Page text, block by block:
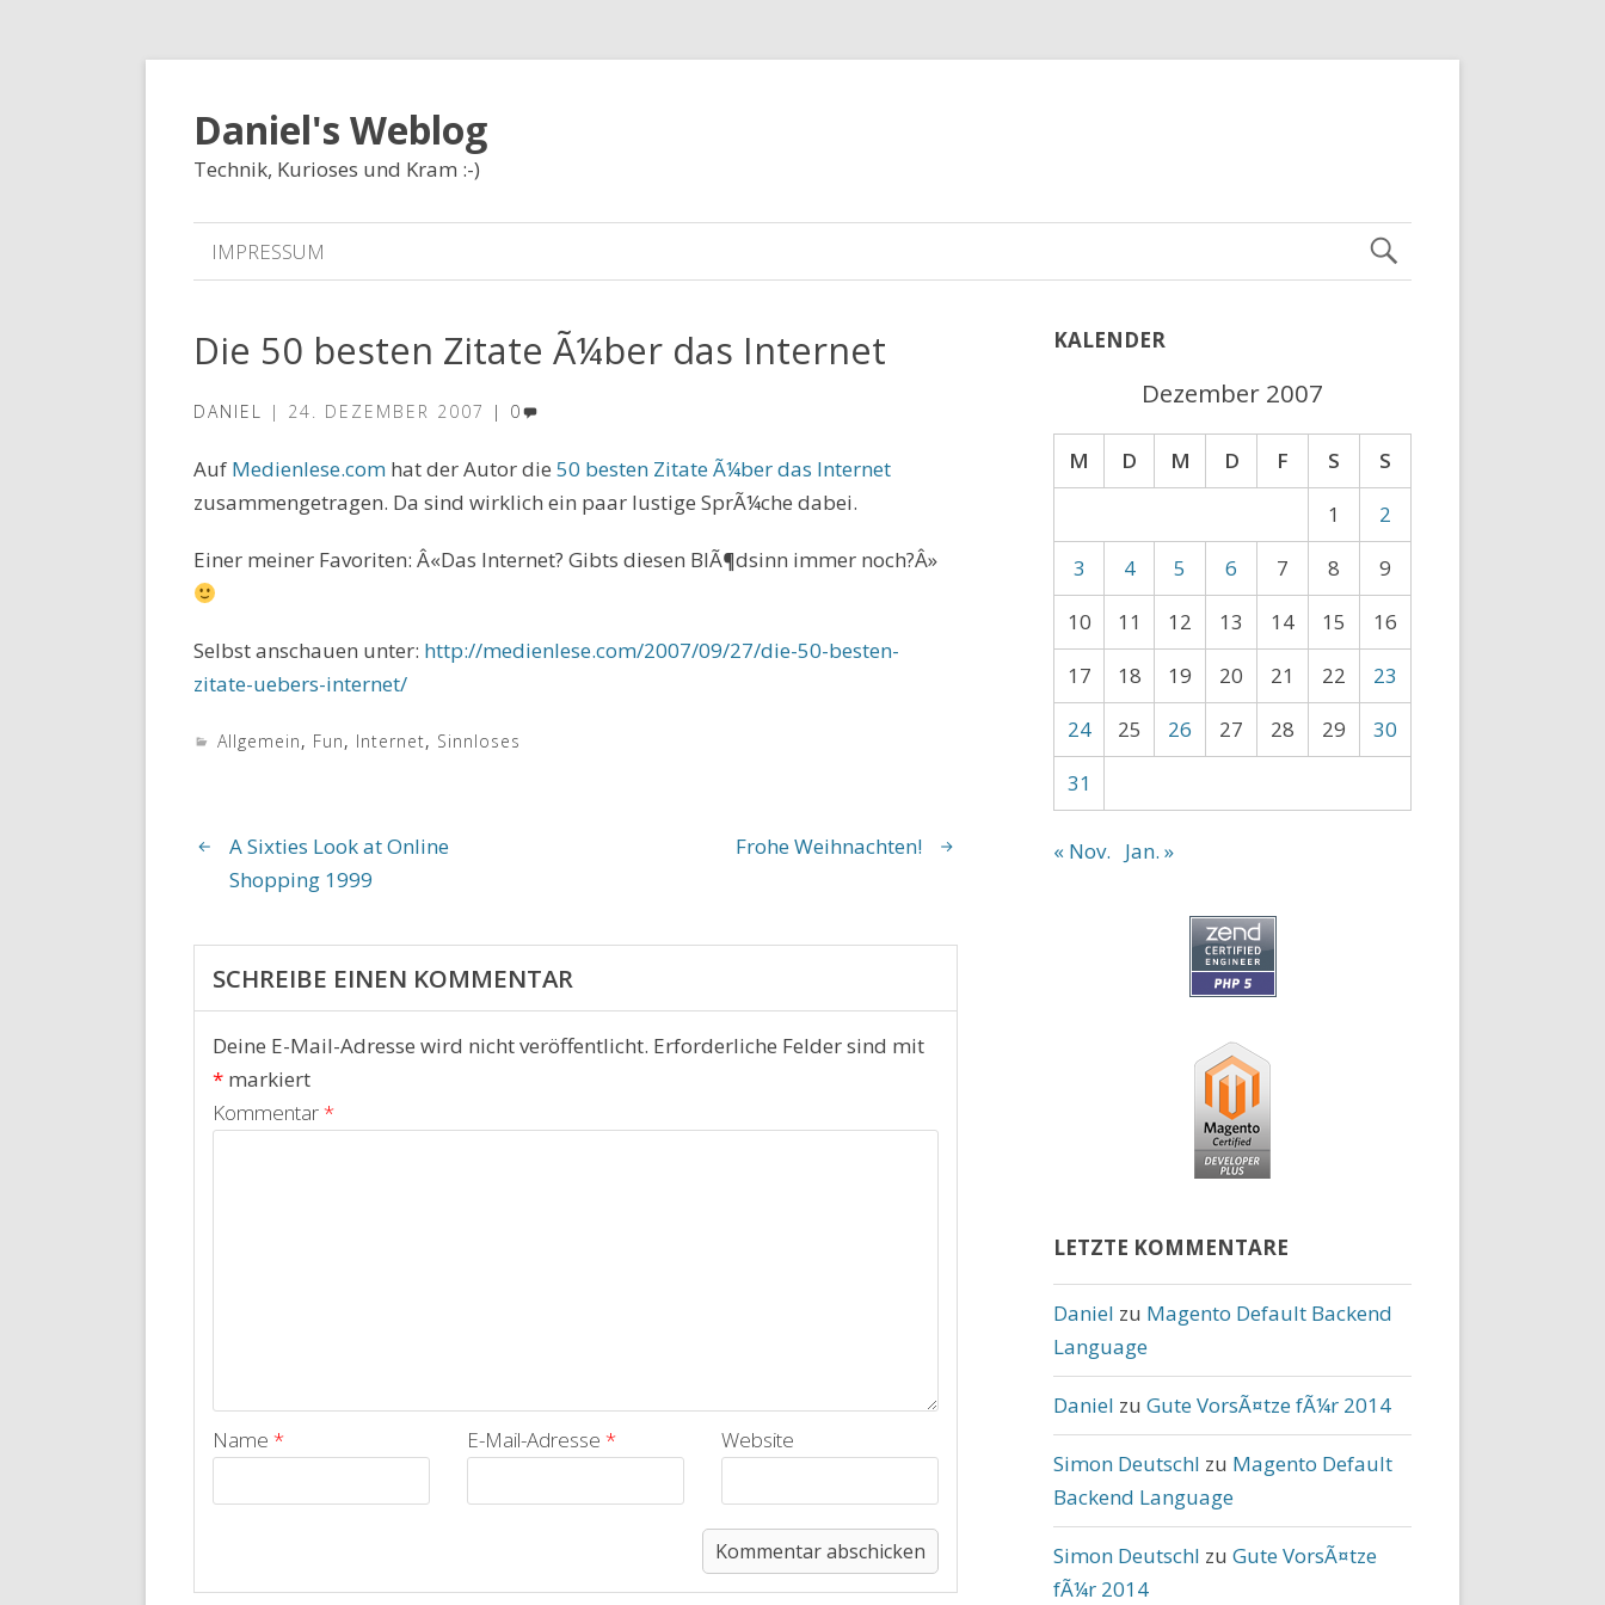
Daniel's Weblog
Technik, Kurioses und Kram :-)
IMPRESSUM
Die 50 besten Zitate Ã¼ber das Internet
DANIEL 24. DEZEMBER 2007 0
Auf Medienlese.com hat der Autor die 50 besten Zitate Ã¼ber das Internet
zusammengetragen. Da sind wirklich ein paar lustige SprÃ¼che dabei.
Einer meiner Favoriten: Â«Das Internet? Gibts diesen BlÃ¶dsinn immer noch?Â»
Selbst anschauen unter: http://medienlese.com/2007/09/27/die-50-besten-
zitate-uebers-internet/
Allgemein, Fun, Internet, Sinnloses
A Sixties Look at Online
Shopping 1999
Frohe Weihnachten!
SCHREIBE EINEN KOMMENTAR
Deine E-Mail-Adresse wird nicht veröffentlicht. Erforderliche Felder sind mit
* markiert
Kommentar*
Name * E-Mail-Adresse * Website
KALENDER
Dezember 2007
M D M D F S
S
1
2
3
4 5 6 7 8
9
10
11 12 13 14 15
16
17
18 19 20 21 22
23
24
25 26 27 28 29
30
31
« Nov. Jan. »
LETZTE KOMMENTARE
Daniel zu Magento Default Backend
Language
Daniel zu Gute VorsÃ¤tze fÃ¼r 2014
Simon Deutschl zu Magento Default
Backend Language
Simon Deutschl zu Gute VorsÃ¤tze
fÃ¼r 2014